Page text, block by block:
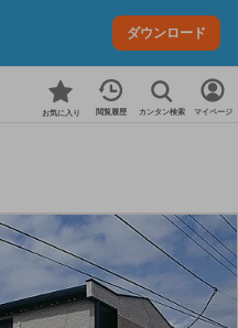
ダウンロード
お気に入り 閲覧履歴 カンタン検索 マイページ